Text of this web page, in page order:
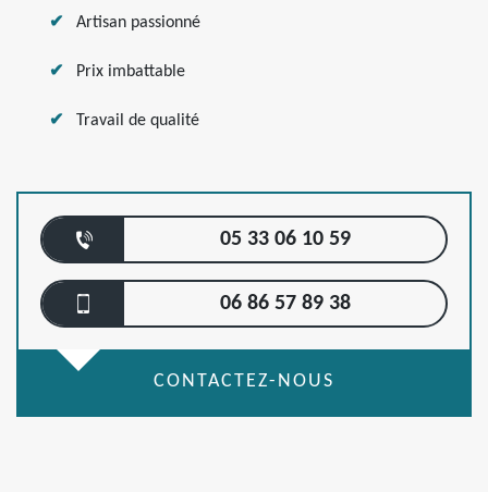
Artisan passionné
Prix imbattable
Travail de qualité
05 33 06 10 59
06 86 57 89 38
CONTACTEZ-NOUS